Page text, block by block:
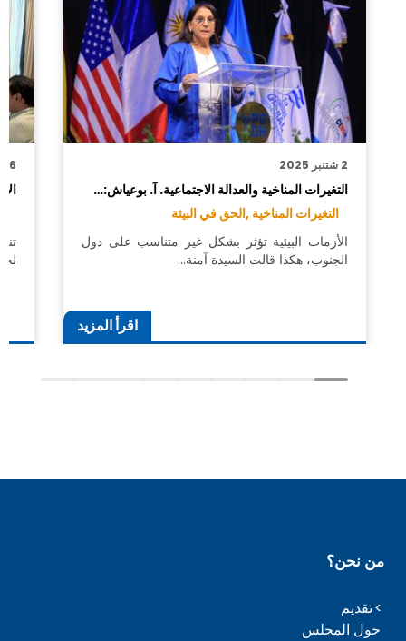
2 شتنبر 2025
التغيرات المناخية والعدالة الاجتماعية. آ. بوعياش:…
التغيرات المناخية ,الحق في البيئة
الأزمات البيئية تؤثر بشكل غير متناسب على دول
الجنوب، هكذا قالت السيدة آمنة…
اقرأ المزيد
6 يوليوز 2024
من نحن؟
تقديم
حول المجلس